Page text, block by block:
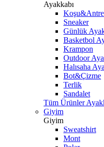
Ayakkabı
Sneaker
Günlük
Basketbol
Krampon
Outdoor
Halısaha
Bot&Çizme
Terlik
Sandalet
Tüm Ürünler
Giyim
Giyim
Sweatshirt
Mont